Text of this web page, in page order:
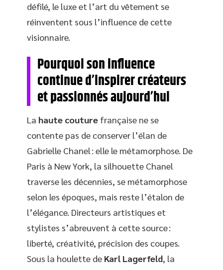
défilé, le luxe et l’art du vêtement se
réinventent sous l’influence de cette
visionnaire.
Pourquoi son influence
continue d’inspirer créateurs
et passionnés aujourd’hui
La haute couture française ne se
contente pas de conserver l’élan de
Gabrielle Chanel : elle le métamorphose. De
Paris à New York, la silhouette Chanel
traverse les décennies, se métamorphose
selon les époques, mais reste l’étalon de
l’élégance. Directeurs artistiques et
stylistes s’abreuvent à cette source :
liberté, créativité, précision des coupes.
Sous la houlette de Karl Lagerfeld, la